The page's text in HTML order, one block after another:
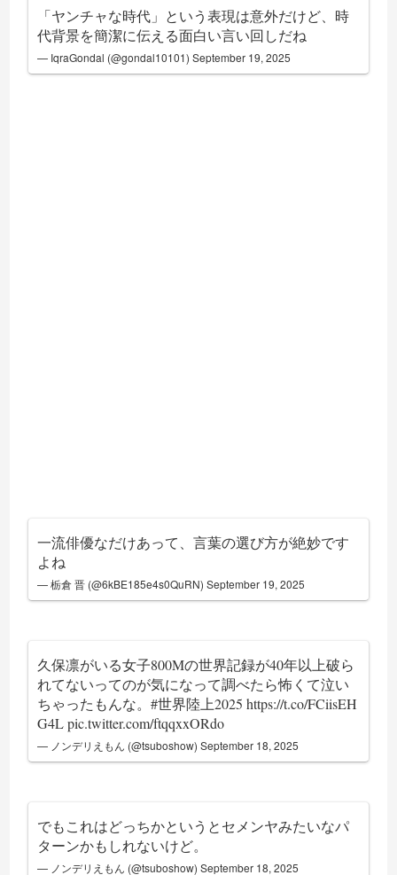
「ヤンチャな時代」という表現は意外だけど、時
代背景を簡潔に伝える面白い言い回しだね
— IqraGondal (@gondal10101)September 19, 2025
一流俳優なだけあって、言葉の選び方が絶妙です
よね
— 栃倉 晋 (@6kBE185e4s0QuRN)September 19, 2025
久保凛がいる女子800Mの世界記録が40年以上破ら
れてないってのが気になって調べたら怖くて泣い
ちゃったもんな。#世界陸上2025 https://t.co/FCiisEH
G4L pic.twitter.com/ftqqxxORdo
— ノンデリえもん (@tsuboshow)September 18, 2025
でもこれはどっちかというとセメンヤみたいなパ
ターンかもしれないけど。
— ノンデリえもん (@tsuboshow)September 18, 2025